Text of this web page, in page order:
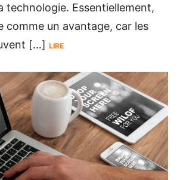
technologie. Essentiellement,
comme un avantage, car les
[…] LIRE